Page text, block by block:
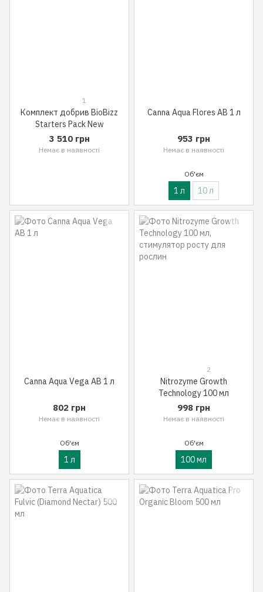
1
Комплект добрив BioBizz
Starters Pack New
3 510 грн
Немає в наявності
Canna Aqua Flores AB 1 л
953 грн
Немає в наявності
Об'єм
1 л 10 л
Canna Aqua Vega AB 1 л
802 грн
Немає в наявності
Об'єм
1 л
2
Nitrozyme Growth
Technology 100 мл
998 грн
Немає в наявності
Об'єм
100 мл